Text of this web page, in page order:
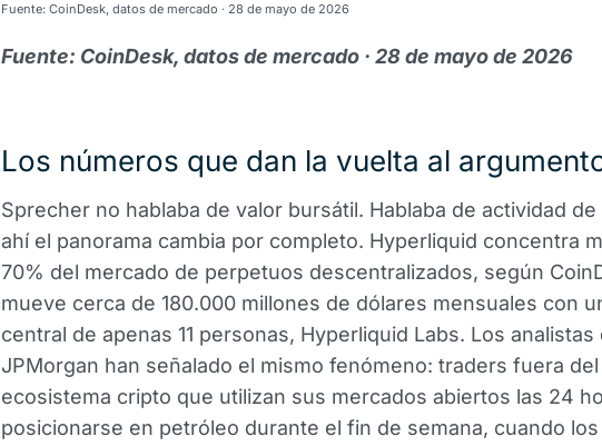
Fuente: CoinDesk, datos de mercado · 28 de mayo de 2026
Fuente: CoinDesk, datos de mercado · 28 de mayo de 2026
Los números que dan la vuelta al
Sprecher no hablaba de valor bursátil. Hablaba de actividad
ahí el panorama cambia por completo. Hyperliquid concentra
70% del mercado de perpetuos descentralizados, según
mueve cerca de 180.000 millones de dólares mensuales con
central de apenas 11 personas, Hyperliquid Labs. Los analistas
JPMorgan han señalado el mismo fenómeno: traders fuera del
ecosistema cripto que utilizan sus mercados abiertos las 24
posicionarse en petróleo durante el fin de semana, cuando los